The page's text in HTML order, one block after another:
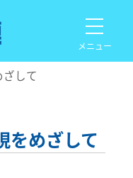
メニュー
して
をめざして